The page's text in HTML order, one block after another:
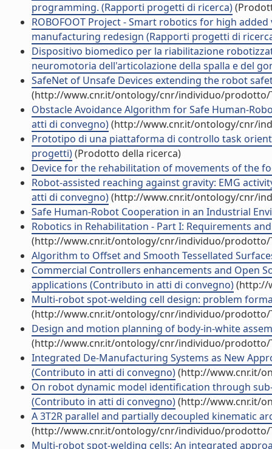
programming. (Rapporti progetti di ricerca)
ROBOFOOT Project - Smart robotics for high
manufacturing redesign (Rapporti progetti di
Dispositivo biomedico per la riabilitazione
neuromotoria dell'articolazione della spalla e del
SafeNet of Unsafe Devices extending the robot
(http://www.cnr.it/ontology/cnr/individuo/prodotto/
Obstacle Avoidance Algorithm for Safe Human-
atti di convegno)(http://www.cnr.it/ontology/cnr/
Prototipo di una piattaforma di controllo task
progetti)(Prodotto della ricerca)
Device for the rehabilitation of movements of the
Robot-assisted reaching against gravity: EMG
atti di convegno)(http://www.cnr.it/ontology/cnr/
Safe Human-Robot Cooperation in an Industrial
Robotics in Rehabilitation - Part I: Requirements
(http://www.cnr.it/ontology/cnr/individuo/prodotto/
Algorithm to Offset and Smooth Tessellated
Commercial Controllers enhancements and Open
applications (Contributo in atti di convegno)(http://
Multi-robot spot-welding cell design: problem
(http://www.cnr.it/ontology/cnr/individuo/prodotto/
Design and motion planning of body-in-white
(http://www.cnr.it/ontology/cnr/individuo/prodotto/
Integrated De-Manufacturing Systems as New
(Contributo in atti di convegno)(http://www.cnr.it/
On robot dynamic model identification through
(Contributo in atti di convegno)(http://www.cnr.it/
A 3T2R parallel and partially decoupled kinematic
(http://www.cnr.it/ontology/cnr/individuo/prodotto/
Multi-robot spot-welding cells: An integrated